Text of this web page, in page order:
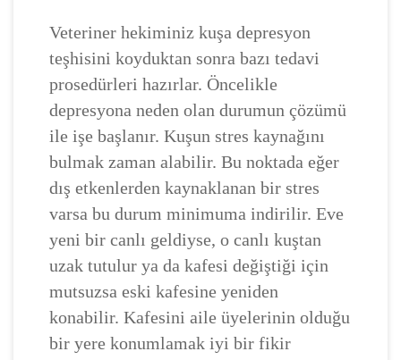
Veteriner hekiminiz kuşa depresyon
teşhisini koyduktan sonra bazı tedavi
prosedürleri hazırlar. Öncelikle
depresyona neden olan durumun çözümü
ile işe başlanır. Kuşun stres kaynağını
bulmak zaman alabilir. Bu noktada eğer
dış etkenlerden kaynaklanan bir stres
varsa bu durum minimuma indirilir. Eve
yeni bir canlı geldiyse, o canlı kuştan
uzak tutulur ya da kafesi değiştiği için
mutsuzsa eski kafesine yeniden
konabilir. Kafesini aile üyelerinin olduğu
bir yere konumlamak iyi bir fikir